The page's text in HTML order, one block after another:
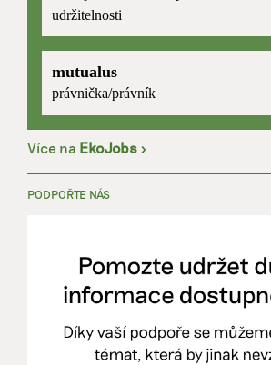
udržitelnosti
mutualus
právnička/právník
Více na EkoJobs >
PODPOŘTE NÁS